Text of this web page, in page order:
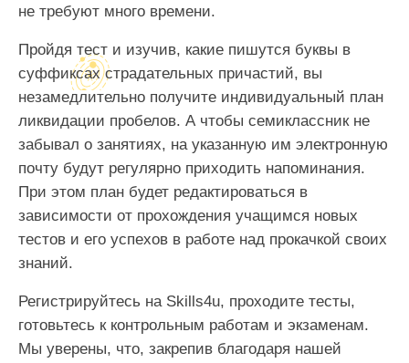
не требуют много времени.
Пройдя тест и изучив, какие пишутся буквы в
суффиксах страдательных причастий, вы
незамедлительно получите индивидуальный план
ликвидации пробелов. А чтобы семиклассник не
забывал о занятиях, на указанную им электронную
почту будут регулярно приходить напоминания.
При этом план будет редактироваться в
зависимости от прохождения учащимся новых
тестов и его успехов в работе над прокачкой своих
знаний.
Регистрируйтесь на Skills4u, проходите тесты,
готовьтесь к контрольным работам и экзаменам.
Мы уверены, что, закрепив благодаря нашей